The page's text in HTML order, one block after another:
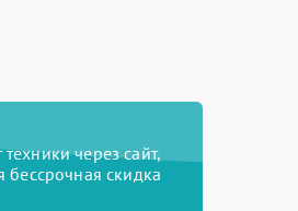
через сайт,
бессрочная скидка